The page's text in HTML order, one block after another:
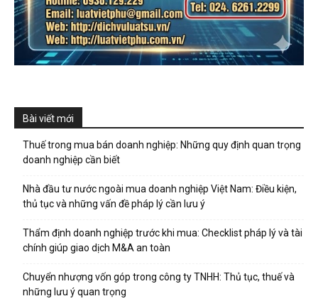
Bài viết mới
Thuế trong mua bán doanh nghiệp: Những quy định quan trọng
doanh nghiệp cần biết
Nhà đầu tư nước ngoài mua doanh nghiệp Việt Nam: Điều kiện,
thủ tục và những vấn đề pháp lý cần lưu ý
Thẩm định doanh nghiệp trước khi mua: Checklist pháp lý và tài
chính giúp giao dịch M&A an toàn
Chuyển nhượng vốn góp trong công ty TNHH: Thủ tục, thuế và
những lưu ý quan trọng